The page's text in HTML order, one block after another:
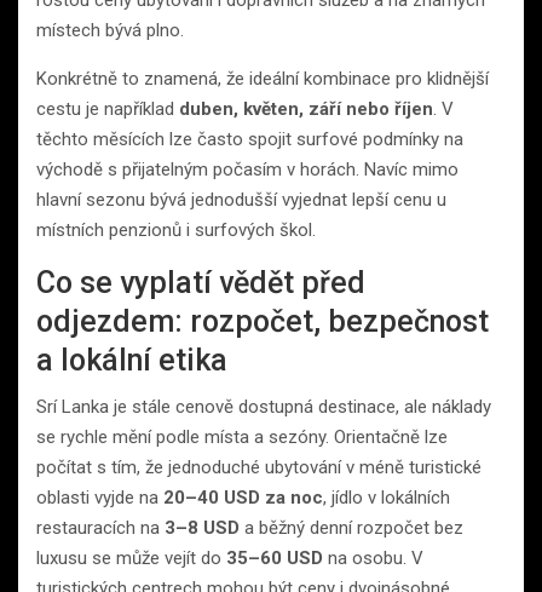
místech bývá plno.
Konkrétně to znamená, že ideální kombinace pro klidnější
cestu je například duben, květen, září nebo říjen. V
těchto měsících lze často spojit surfové podmínky na
východě s přijatelným počasím v horách. Navíc mimo
hlavní sezonu bývá jednodušší vyjednat lepší cenu u
místních penzionů i surfových škol.
Co se vyplatí vědět před
odjezdem: rozpočet, bezpečnost
a lokální etika
Srí Lanka je stále cenově dostupná destinace, ale náklady
se rychle mění podle místa a sezóny. Orientačně lze
počítat s tím, že jednoduché ubytování v méně turistické
oblasti vyjde na 20–40 USD za noc, jídlo v lokálních
restauracích na 3–8 USD a běžný denní rozpočet bez
luxusu se může vejít do 35–60 USD na osobu. V